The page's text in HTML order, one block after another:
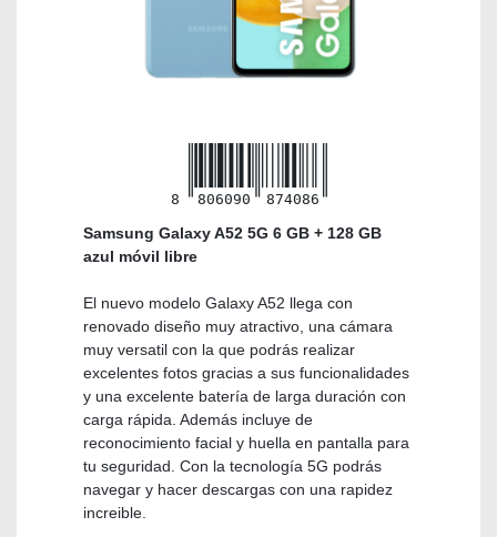
8 806090 874086
Samsung Galaxy A52 5G 6 GB + 128 GB
azul móvil libre
El nuevo modelo Galaxy A52 llega con
renovado diseño muy atractivo, una cámara
muy versatil con la que podrás realizar
excelentes fotos gracias a sus funcionalidades
y una excelente batería de larga duración con
carga rápida. Además incluye de
reconocimiento facial y huella en pantalla para
tu seguridad. Con la tecnología 5G podrás
navegar y hacer descargas con una rapidez
increible.